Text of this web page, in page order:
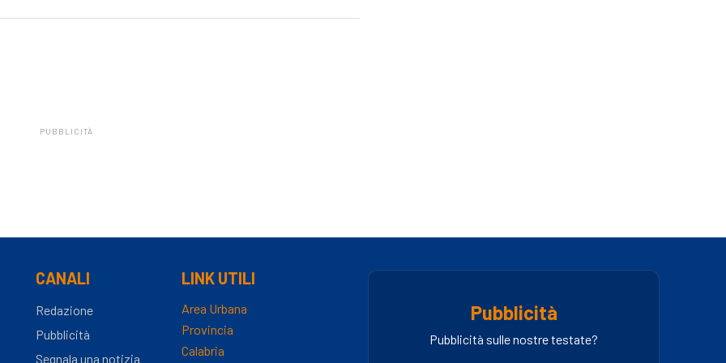
PUBBLICITÀ
CANALI
Redazione
Pubblicità
Segnala una notizia
LINK UTILI
Area Urbana
Provincia
Calabria
Pubblicità
Pubblicità sulle nostre testate?